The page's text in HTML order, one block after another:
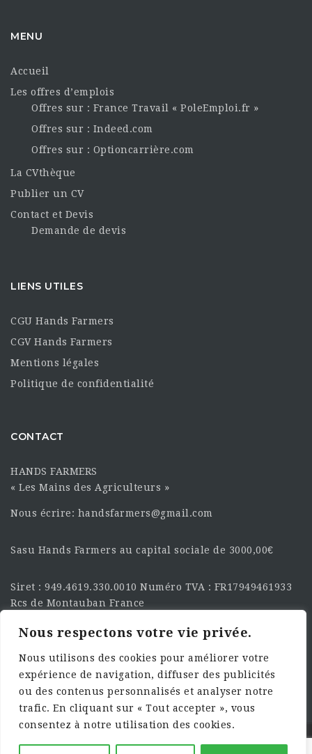
Nous respectons votre vie privée.
Nous utilisons des cookies pour améliorer votre
expérience de navigation, diffuser des publicités
ou des contenus personnalisés et analyser notre
trafic. En cliquant sur « Tout accepter », vous
consentez à notre utilisation des cookies.
MENU
Accueil
Les offres d’emplois
Offres sur : France Travail « PoleEmploi.fr »
Offres sur : Indeed.com
Offres sur : Optioncarrière.com
La CVthèque
Publier un CV
Contact et Devis
Demande de devis
LIENS UTILES
CGU Hands Farmers
CGV Hands Farmers
Mentions légales
Politique de confidentialité
CONTACT
HANDS FARMERS
« Les Mains des Agriculteurs »
Nous écrire: handsfarmers@gmail.com
Sasu Hands Farmers au capital sociale de 3000,00€
Siret : 949.4619.330.0010 Numéro TVA : FR17949461933
Rcs de Montauban France
SUIVEZ-NOUS SUR LES
RÉSEAU :
©2025 HandsFarmers. Designed with Web Studio